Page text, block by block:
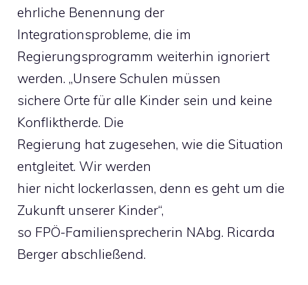
ehrliche Benennung der
Integrationsprobleme, die im
Regierungsprogramm weiterhin ignoriert
werden. „Unsere Schulen müssen
sichere Orte für alle Kinder sein und keine
Konfliktherde. Die
Regierung hat zugesehen, wie die Situation
entgleitet. Wir werden
hier nicht lockerlassen, denn es geht um die
Zukunft unserer Kinder“,
so FPÖ-Familiensprecherin NAbg. Ricarda
Berger abschließend.